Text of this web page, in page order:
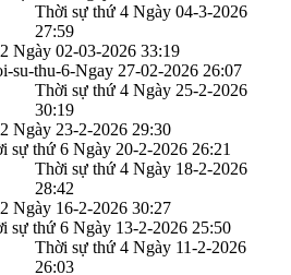
Thời sự thứ 4 Ngày 04-3-2026
27:59
Ngày 02-03-2026 33:19
su-thu-6-Ngay 27-02-2026 26:07
Thời sự thứ 4 Ngày 25-2-2026
30:19
Ngày 23-2-2026 29:30
sự thứ 6 Ngày 20-2-2026 26:21
Thời sự thứ 4 Ngày 18-2-2026
28:42
Ngày 16-2-2026 30:27
sự thứ 6 Ngày 13-2-2026 25:50
Thời sự thứ 4 Ngày 11-2-2026
26:03